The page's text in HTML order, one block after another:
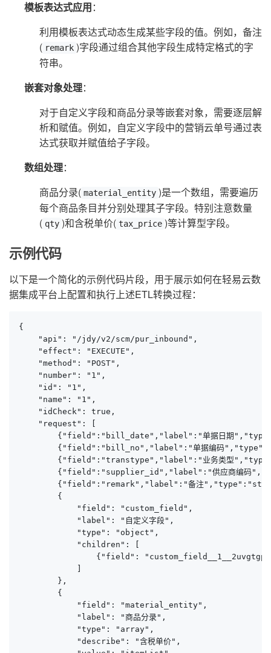
模板表达式应用：
利用模板表达式动态生成某些字段的值。例如，备注
( remark )字段通过组合其他字段生成特定格式的字
符串。
嵌套对象处理：
对于自定义字段和商品分录等嵌套对象，需要逐层解
析和赋值。例如，自定义字段中的营销云单号通过表
达式获取并赋值给子字段。
数组处理：
商品分录( material_entity )是一个数组，需要遍历
每个商品条目并分别处理其子字段。特别注意数量
( qty )和含税单价( tax_price )等计算型字段。
示例代码
以下是一个简化的示例代码片段，用于展示如何在轻易云数
据集成平台上配置和执行上述ETL转换过程：
{
    "api": "/jdy/v2/scm/pur_inbound",
    "effect": "EXECUTE",
    "method": "POST",
    "number": "1",
    "id": "1",
    "name": "1",
    "idCheck": true,
    "request": [
{"field":"bill_date","label":"单据日期
{"field":"bill_no","label":"单据编码
{"field":"transtype","label":"业务类型
{"field":"supplier_id","label":"供应商编码
{"field":"remark","label":"备注
        {
            "field": "custom_field",
            "label": "自定义字段",
            "type": "object",
            "children": [
{"field":
            ]
        },
        {
            "field": "material_entity",
            "label": "商品分录",
            "type": "array",
            "describe": "含税单价",